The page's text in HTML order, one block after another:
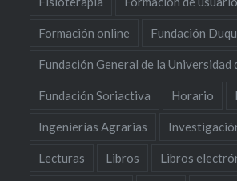
Formación online Fundación
Fundación General de la Universidad
Fundación Soriactiva Horario
Ingenierías Agrarias
Lecturas Libros Libros